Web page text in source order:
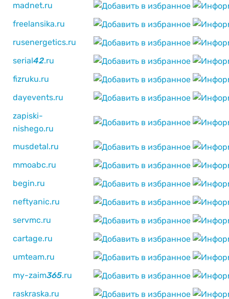
madnet.ru
freelansika.ru
rusenergetics.ru
serial42.ru
fizruku.ru
dayevents.ru
zapiski-
nishego.ru
musdetal.ru
mmoabc.ru
begin.ru
neftyanic.ru
servmc.ru
cartage.ru
umteam.ru
my-zaim365.ru
raskraska.ru